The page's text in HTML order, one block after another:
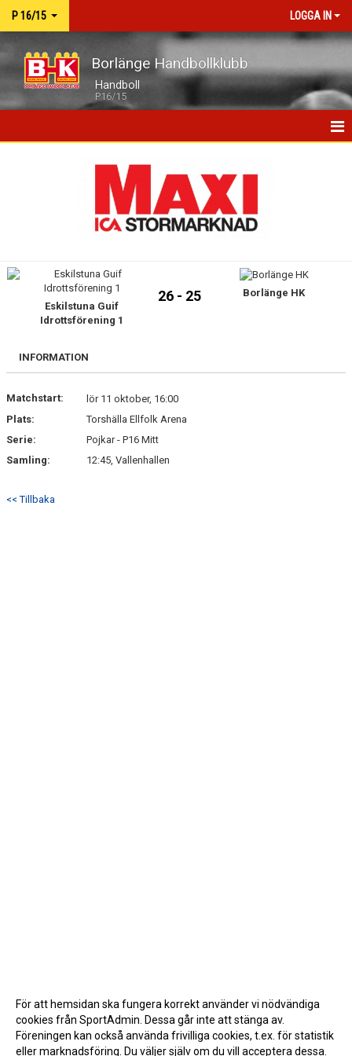
P 16/15 LOGGA IN
Borlänge Handbollklubb
Handboll
P16/15
TRUPPEN
BILDGALLERI
DOKUMENT
KONTAKT
Eskilstuna Guif
Idrottsförening 1
26 - 25 Borlänge HK
INFORMATION
Matchstart:
lör 11 oktober, 16:00
Plats:
Torshälla Ellfolk Arena
Serie:
Pojkar - P16 Mitt
Samling:
12:45, Vallenhallen
<< Tillbaka
För att hemsidan ska fungera korrekt använder vi nödvändiga
cookies från SportAdmin. Dessa går inte att stänga av.
Föreningen kan också använda frivilliga cookies, t.ex. för statistik
eller marknadsföring. Du väljer själv om du vill acceptera dessa.